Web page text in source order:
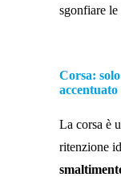
sgonfiare le
Corsa:
accentuato
La corsa è
ritenzione